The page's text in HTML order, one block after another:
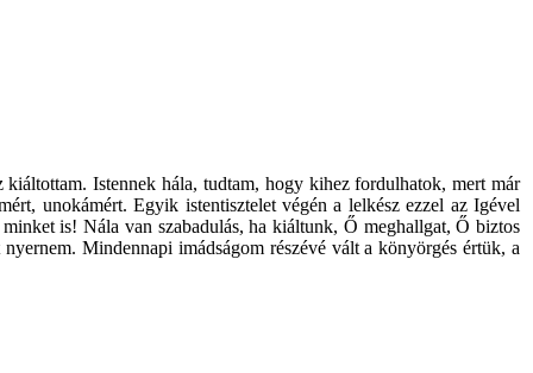
kiáltottam. Istennek hála, tudtam, hogy kihez fordulhatok, mert már
unokámért. Egyik istentisztelet végén a lelkész ezzel az Igével
is! Nála van szabadulás, ha kiáltunk, Ő meghallgat, Ő biztos
Mindennapi imádságom részévé vált a könyörgés értük, a